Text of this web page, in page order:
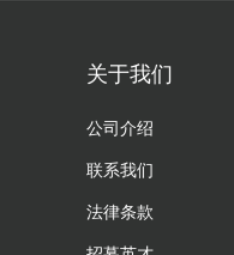
关于我们
公司介绍
联系我们
法律条款